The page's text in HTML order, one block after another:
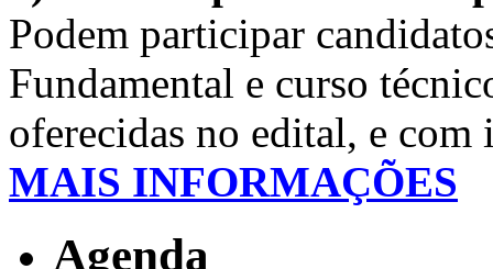
Podem participar
Fundamental e curso
oferecidas no edital, e com
MAIS INFORMAÇÕES
Agenda